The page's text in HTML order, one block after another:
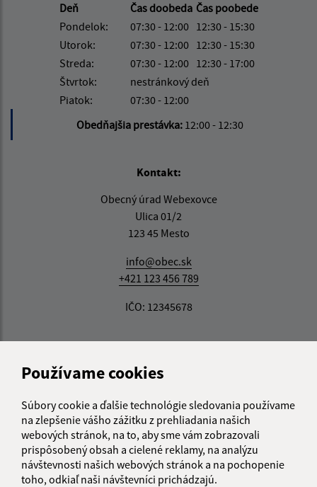
Používame cookies
Súbory cookie a ďalšie technológie sledovania používame
na zlepšenie vášho zážitku z prehliadania našich
webových stránok, na to, aby sme vám zobrazovali
prispôsobený obsah a cielené reklamy, na analýzu
návštevnosti našich webových stránok a na pochopenie
toho, odkiaľ naši návštevníci prichádzajú.
Deň
Čas doobeda Čas poobede
Pondelok:
07:30 - 12:00 12:30 - 15:30
Utorok:
07:30 - 12:00 12:30 - 15:30
Streda:
07:30 - 12:00 12:30 - 17:00
Štvrtok:
nestránkový deň
Piatok:
07:30 - 12:00
Obedňajšia prestávka: 12:00 - 12:30
Kontakt:
Obecný úrad Webexovce
Ulica 01/2
123 45 Mesto
info@obec.sk
+421 123 456 789
IČO: 12345678